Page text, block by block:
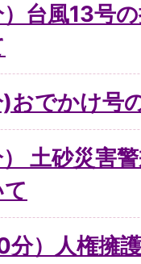
台風13号
おでかけ号
土砂災害
分）人権擁